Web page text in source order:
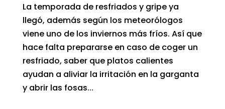
La temporada de resfriados y gripe ya
llegó, además según los meteorólogos
viene uno de los inviernos más fríos. Así que
hace falta prepararse en caso de coger un
resfriado, saber que platos calientes
ayudan a aliviar la irritación en la garganta
y abrir las fosas...